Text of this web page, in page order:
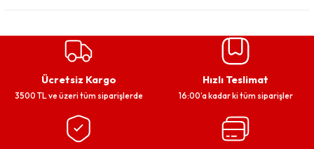
Ücretsiz Kargo
3500 TL ve üzeri tüm siparişlerde
Hızlı Teslimat
16:00’a kadar ki tüm siparişler